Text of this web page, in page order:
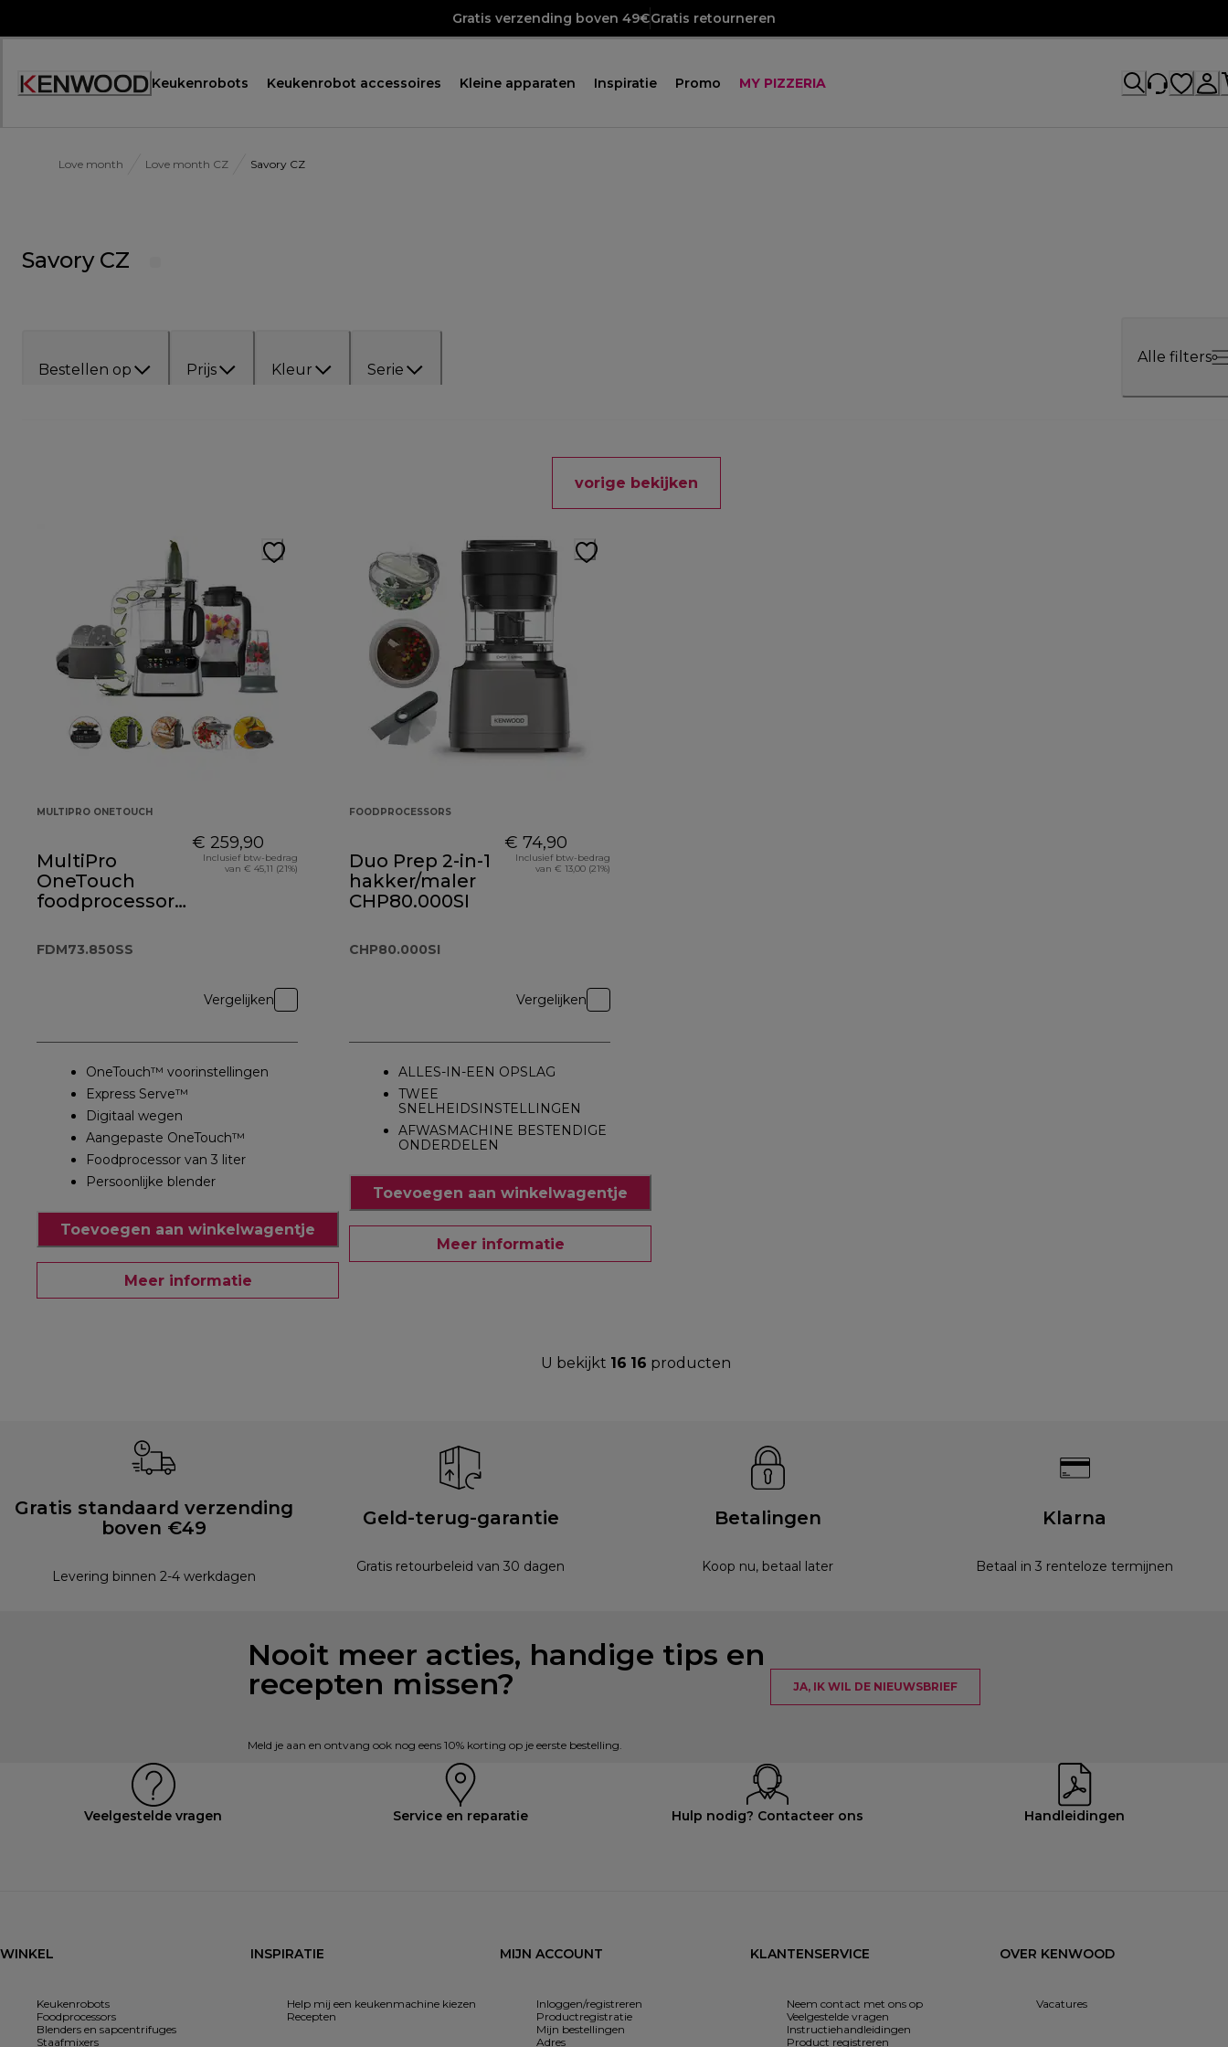
Gratis verzending boven 49€Gratis retourneren
Accessibility
Keukenrobots Keukenrobot accessoires Kleine apparaten Inspiratie Promo MY PIZZERIA
Love month Love month CZ Savory CZ
Savory CZ
Bestellen op Prijs Kleur Serie
Alle filters
vorige bekijken
MULTIPRO ONETOUCH
MultiPro
OneTouch
foodprocessor
FDM73.850SS
FDM73.850SS
€ 259,90
Inclusief btw-bedrag
van € 45,11 (21%)
Vergelijken
OneTouch™ voorinstellingen
Express Serve™
Digitaal wegen
Aangepaste OneTouch™
Foodprocessor van 3 liter
Persoonlijke blender
Toevoegen aan winkelwagentje
Meer informatie
FOODPROCESSORS
Duo Prep 2-in-1
hakker/maler
CHP80.000SI
CHP80.000SI
€ 74,90
Inclusief btw-bedrag
van € 13,00 (21%)
Vergelijken
ALLES-IN-EEN OPSLAG
TWEE
SNELHEIDSINSTELLINGEN
AFWASMACHINE BESTENDIGE
ONDERDELEN
Toevoegen aan winkelwagentje
Meer informatie
U bekijkt 16 16 producten
Gratis standaard verzending
boven €49
Levering binnen 2-4 werkdagen
Geld-terug-garantie
Gratis retourbeleid van 30 dagen
Betalingen
Koop nu, betaal later
Klarna
Betaal in 3 renteloze termijnen
Nooit meer acties, handige tips en
recepten missen?
Meld je aan en ontvang ook nog eens 10% korting op je eerste bestelling.
JA, IK WIL DE NIEUWSBRIEF
Veelgestelde vragen Service en reparatie Hulp nodig? Contacteer ons Handleidingen
WINKEL
Keukenrobots
Foodprocessors
Blenders en sapcentrifuges
Staafmixers
INSPIRATIE
Help mij een keukenmachine kiezen
Recepten
MIJN ACCOUNT
Inloggen/registreren
Productregistratie
Mijn bestellingen
Adres
KLANTENSERVICE
Neem contact met ons op
Veelgestelde vragen
Instructiehandleidingen
Product registreren
OVER KENWOOD
Vacatures